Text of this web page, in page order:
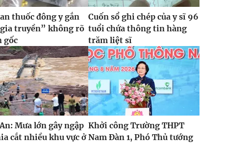
thuốc đông y gắn
truyền” không rõ
gốc
Cuốn sổ ghi chép của y sĩ 96
tuổi chứa thông tin hàng
trăm liệt sĩ
Mưa lớn gây ngập
cắt nhiều khu vực ở
Khởi công Trường THPT
Nam Đàn 1, Phó Thủ tướng